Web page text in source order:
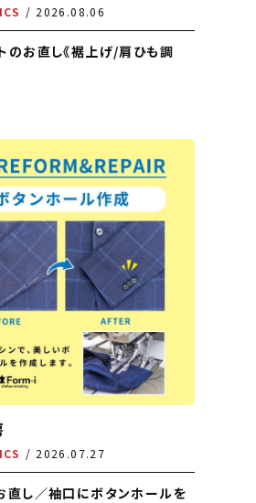
2026.08.06
のお直し《裾上げ/肩ひも調
2026.07.27
直し／袖口にボタンホールを